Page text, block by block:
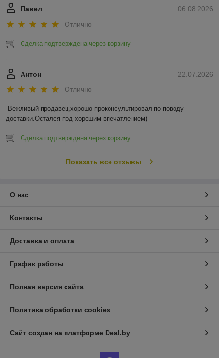
06.08.2026
Павел
Отлично
Сделка подтверждена через корзину
22.07.2026
Антон
Отлично
Вежливый продавец,хорошо проконсультировал по поводу
доставки.Остался под хорошим впечатлением)
Сделка подтверждена через корзину
Показать все отзывы
О нас
Контакты
Доставка и оплата
График работы
Полная версия сайта
Политика обработки cookies
Сайт создан на платформе Deal.by